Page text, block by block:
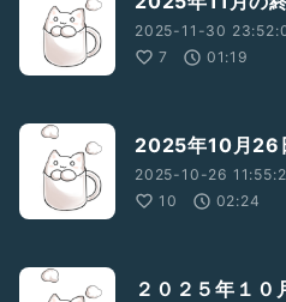
2025-11-30
7
01:19
2025年10月26
2025-10-26
10
02:24
２０２５年１０